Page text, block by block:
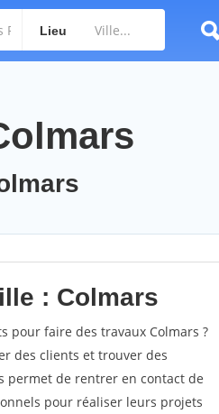
Lieu
: Colmars
pour faire des travaux Colmars ?
des clients et trouver des
permet de rentrer en contact de
pour réaliser leurs projets